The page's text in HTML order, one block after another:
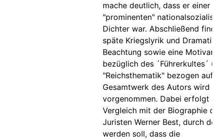
mache deutlich, dass er einer
"prominenten"
Dichter war. Abschließend
späte Kriegslyrik und Dramatik
Beachtung sowie eine
bezüglich des ´Führerkultes´
"Reichsthematik" bezogen auf
Gesamtwerk des Autors wird
vorgenommen. Dabei erfolgt
Vergleich mit der Biographie
Juristen Werner Best, durch
werden soll, dass die